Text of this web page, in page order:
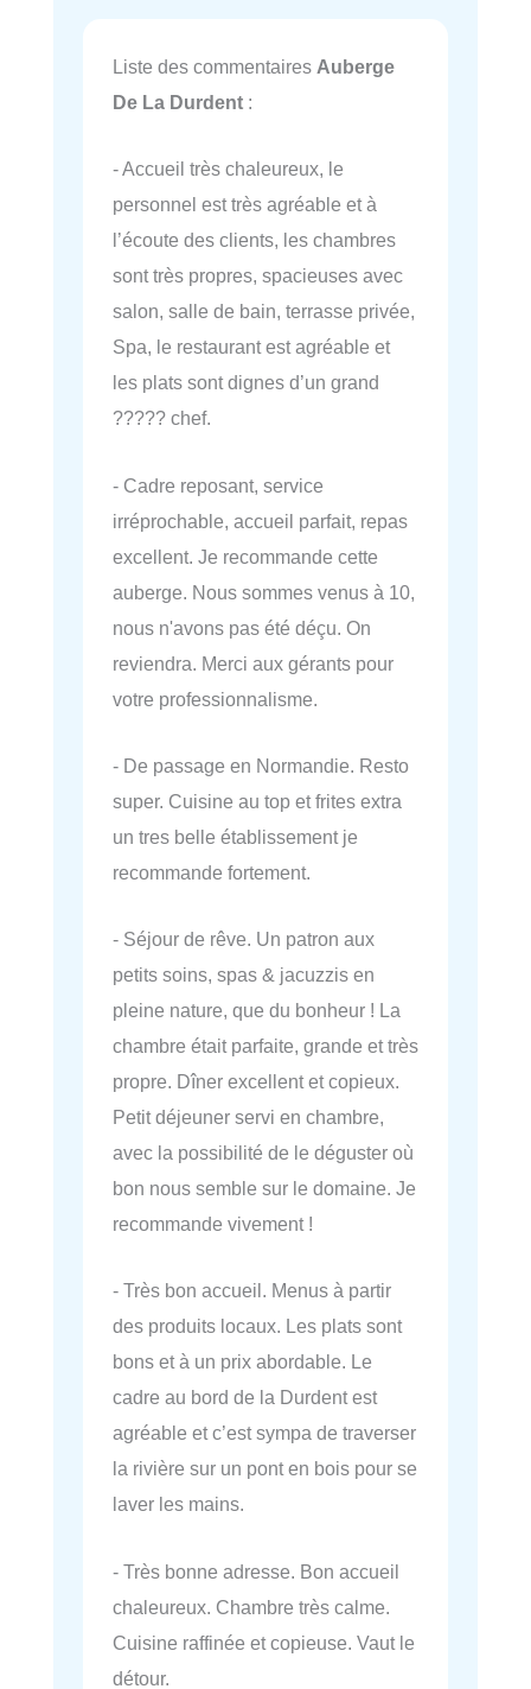
Liste des commentaires Auberge
De La Durdent :
- Accueil très chaleureux, le
personnel est très agréable et à
l’écoute des clients, les chambres
sont très propres, spacieuses avec
salon, salle de bain, terrasse privée,
Spa, le restaurant est agréable et
les plats sont dignes d’un grand
????? chef.
- Cadre reposant, service
irréprochable, accueil parfait, repas
excellent. Je recommande cette
auberge. Nous sommes venus à 10,
nous n'avons pas été déçu. On
reviendra. Merci aux gérants pour
votre professionnalisme.
- De passage en Normandie. Resto
super. Cuisine au top et frites extra
un tres belle établissement je
recommande fortement.
- Séjour de rêve. Un patron aux
petits soins, spas & jacuzzis en
pleine nature, que du bonheur ! La
chambre était parfaite, grande et très
propre. Dîner excellent et copieux.
Petit déjeuner servi en chambre,
avec la possibilité de le déguster où
bon nous semble sur le domaine. Je
recommande vivement !
- Très bon accueil. Menus à partir
des produits locaux. Les plats sont
bons et à un prix abordable. Le
cadre au bord de la Durdent est
agréable et c’est sympa de traverser
la rivière sur un pont en bois pour se
laver les mains.
- Très bonne adresse. Bon accueil
chaleureux. Chambre très calme.
Cuisine raffinée et copieuse. Vaut le
détour.